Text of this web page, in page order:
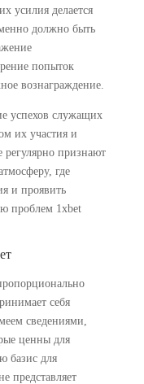
усилия делается
должно быть
попыток
вознаграждение.
успехов служащих
их участия и
регулярно признают
где
и проявить
проблем 1xbet
себя
сведениями,
ценны для
базис для
представляет